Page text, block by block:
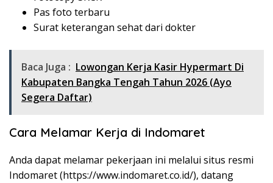
Pas foto terbaru
Surat keterangan sehat dari dokter
Baca Juga : Lowongan Kerja Kasir Hypermart Di
Kabupaten Bangka Tengah Tahun 2026 (Ayo
Segera Daftar)
Cara Melamar Kerja di Indomaret
Anda dapat melamar pekerjaan ini melalui situs resmi
Indomaret (https://www.indomaret.co.id/), datang